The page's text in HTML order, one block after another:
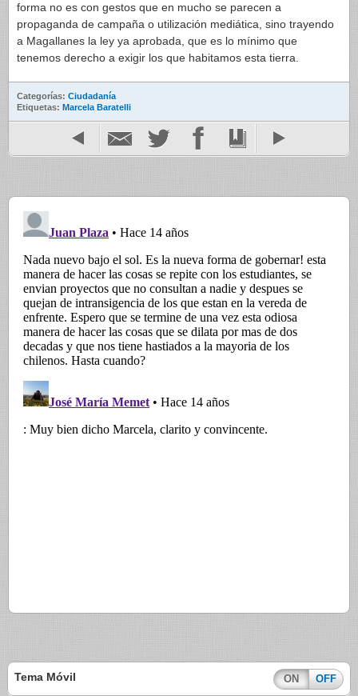
forma no es con gestos que en mucho se parecen a
propaganda de campaña o utilización mediática, sino trayendo
a Magallanes la ley ya aprobada, que es lo mínimo que
tenemos derecho a exigir los que habitamos esta tierra.
Categorías: Ciudadanía
Etiquetas: Marcela Baratelli
Tema Móvil ON OFF